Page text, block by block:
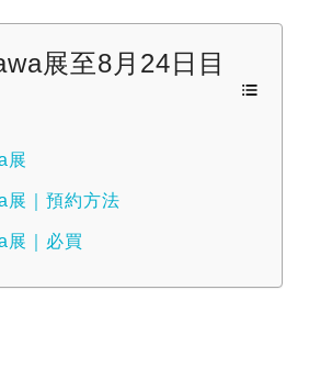
展至8月24日目
展
｜預約方法
展｜必買